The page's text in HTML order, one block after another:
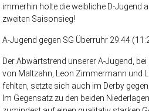
immerhin holte die weibliche D-Jugend
zweiten Saisonsieg!
A-Jugend gegen SG Überruhr 29:44
Der Abwärtstrend unserer A-Jugend,
von Maltzahn, Leon Zimmermann und
fehlten, setzte sich auch im Derby
Im Gegensatz zu den beiden